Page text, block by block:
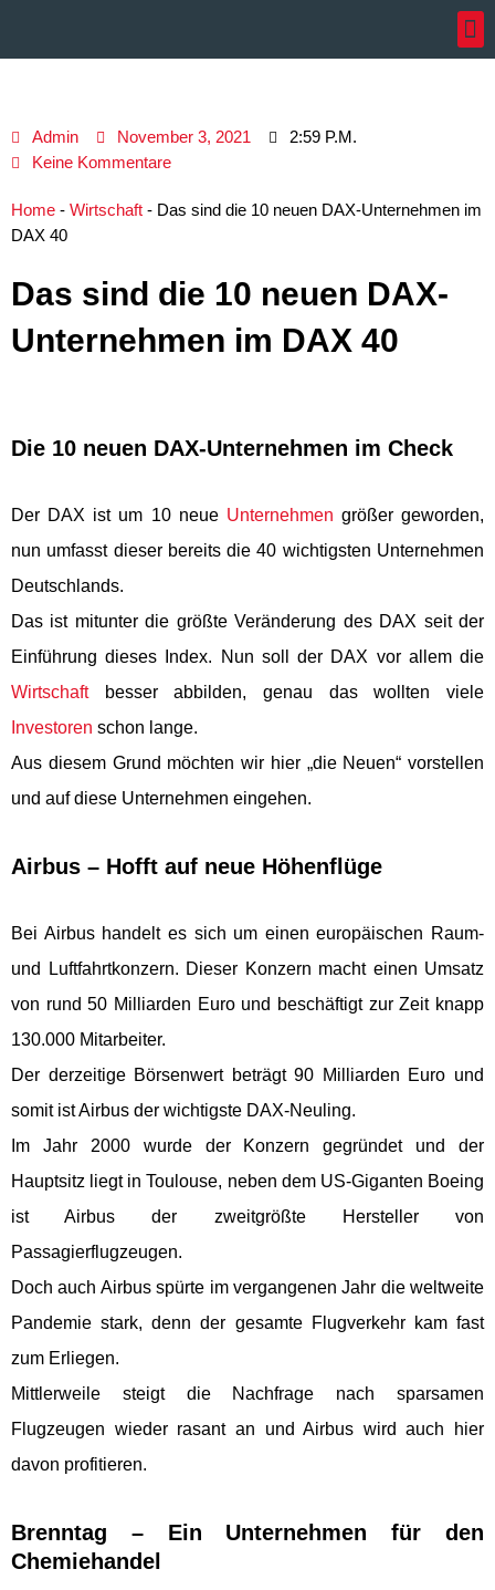
springen
Admin November 3, 2021
2:59 P.m.
Keine Kommentare
Home - Wirtschaft - Das sind die 10 neuen DAX-Unternehmen im
DAX 40
Das sind die 10 neuen DAX-
Unternehmen im DAX 40
Die 10 neuen DAX-Unternehmen im Check
Der DAX ist um 10 neue Unternehmen größer geworden,
nun umfasst dieser bereits die 40 wichtigsten Unternehmen
Deutschlands.
Das ist mitunter die größte Veränderung des DAX seit der
Einführung dieses Index. Nun soll der DAX vor allem die
Wirtschaftbesser abbilden, genau das wollten viele
Investoren schon lange.
Aus diesem Grund möchten wir hier „die Neuen“ vorstellen
und auf diese Unternehmen eingehen.
Airbus – Hofft auf neue Höhenflüge
Bei Airbus handelt es sich um einen europäischen Raum-
und Luftfahrtkonzern. Dieser Konzern macht einen Umsatz
von rund 50 Milliarden Euro und beschäftigt zur Zeit knapp
130.000 Mitarbeiter.
Der derzeitige Börsenwert beträgt 90 Milliarden Euro und
somit ist Airbus der wichtigste DAX-Neuling.
Im Jahr 2000 wurde der Konzern gegründet und der
Hauptsitz liegt in Toulouse, neben dem US-Giganten Boeing
ist Airbus der zweitgrößte Hersteller von
Passagierflugzeugen.
Doch auch Airbus spürte im vergangenen Jahr die weltweite
Pandemie stark, denn der gesamte Flugverkehr kam fast
zum Erliegen.
Mittlerweile steigt die Nachfrage nach sparsamen
Flugzeugen wieder rasant an und Airbus wird auch hier
davon profitieren.
Brenntag – Ein Unternehmen für den
Chemiehandel